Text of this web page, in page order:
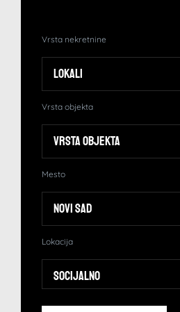
Vrsta nekretnine
Vrsta objekta
Mesto
Lokacija
Socijalno